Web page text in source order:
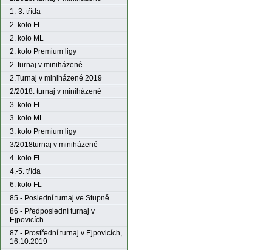
1.-3. třída
2. kolo FL
2. kolo ML
2. kolo Premium ligy
2. turnaj v miniházené
2.Turnaj v miniházené 2019
2/2018. turnaj v miniházené
3. kolo FL
3. kolo ML
3. kolo Premium ligy
3/2018turnaj v miniházené
4. kolo FL
4.-5. třída
6. kolo FL
85 - Poslední turnaj ve Stupně
86 - Předposlední turnaj v
Ejpovicích
87 - Prostřední turnaj v Ejpovicích,
16.10.2019